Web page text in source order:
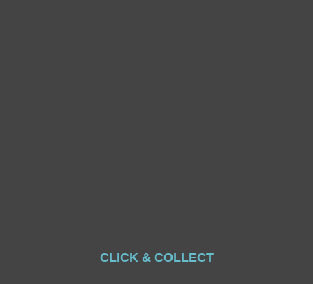
CLICK & COLLECT